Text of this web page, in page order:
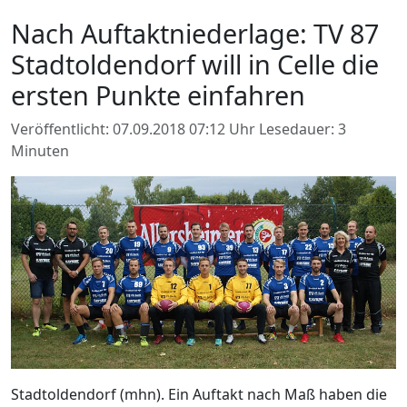
Nach Auftaktniederlage: TV 87
Stadtoldendorf will in Celle die
ersten Punkte einfahren
Veröffentlicht: 07.09.2018 07:12 Uhr Lesedauer: 3
Minuten
Stadtoldendorf (mhn). Ein Auftakt nach Maß haben die